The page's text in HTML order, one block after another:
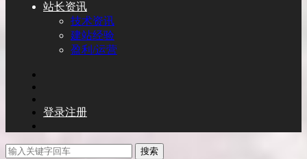
站长资讯
技术资讯
建站经验
盈利/运营
登录注册
搜索